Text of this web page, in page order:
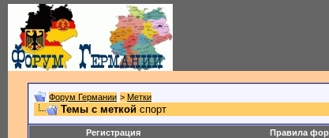
Форум Германии > Метки
Темы с меткой спорт
Регистрация Правила